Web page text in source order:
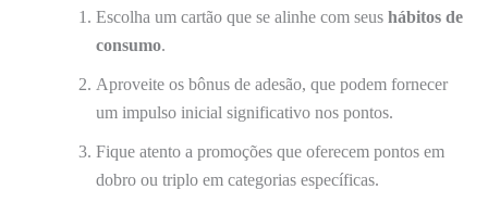
Escolha um cartão que se alinhe com seus hábitos de
consumo.
Aproveite os bônus de adesão, que podem fornecer
um impulso inicial significativo nos pontos.
Fique atento a promoções que oferecem pontos em
dobro ou triplo em categorias específicas.